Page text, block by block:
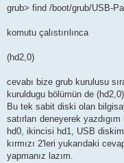
grub> find /boot/grub/USB-
komutu çalıstırılınca
(hd2,0)
cevabı bize grub kurulusu
kuruldugu bölümün de
Bu tek sabit diski olan
satırları deneyerek
hd0, ikincisi hd1, USB diskim
kırmızı 2'leri yukarıdaki
yapmanız lazım.